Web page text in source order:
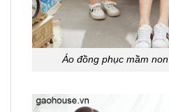
Áo đồng phục mầm